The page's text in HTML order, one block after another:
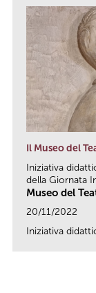
Il Museo del
Iniziativa
della Giornata
Museo del
20/11/2022
Iniziativa